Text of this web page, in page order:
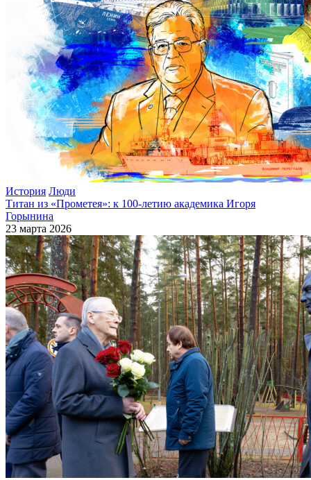
История Люди
Титан из «Прометея»: к 100-летию академика Игоря
Горынина
23 марта 2026